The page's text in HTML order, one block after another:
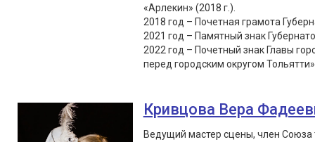
«Арлекин» (2018 г.).
2018 год – Почетная грамота
2021 год – Памятный знак
2022 год – Почетный знак Главы
перед городским округом
Кривцова Вера
Ведущий мастер сцены, член Союза